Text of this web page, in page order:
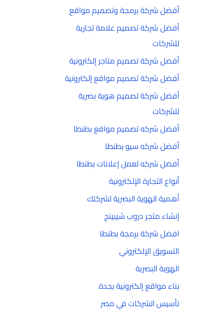
أفضل شركة برمجة وتصميم مواقع
أفضل شركة تصميم علامة تجارية
للشركات
أفضل شركة تصميم متاجر إلكترونية
أفضل شركة تصميم مواقع إلكترونية
أفضل شركة تصميم هوية بصرية
للشركات
أفضل شركه تصميم مواقع بطنطا
أفضل شركه سيو بطنطا
أفضل شركه لعمل إعلانات بطنطا
أنواع التجارة الإلكترونية
أهمية الهوية البصرية لشركتك
إنشاء متجر دروب شيبينج
افضل شركة برمجة بطنطا
التسويق الإلكتروني
الهوية البصرية
بناء مواقع إلكترونية بجدة
تأسيس الشركات في مصر